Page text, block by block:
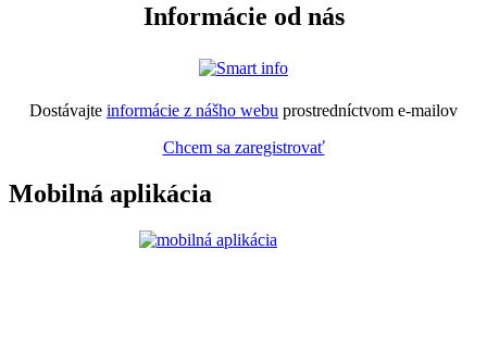
Informácie od nás
Dostávajte informácie z nášho webu prostredníctvom e-mailov
Chcem sa zaregistrovať
Mobilná aplikácia